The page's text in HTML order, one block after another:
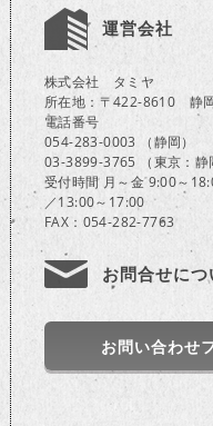
運営会社
株式会社 タミヤ
所在地：〒422-8610 静
電話番号
054-283-0003 （静岡）
03-3899-3765 （東京：静
受付時間 月～金 9:00～
／13:00～17:00
FAX：054-282-7763
お問合せにつ
お問い合わせ